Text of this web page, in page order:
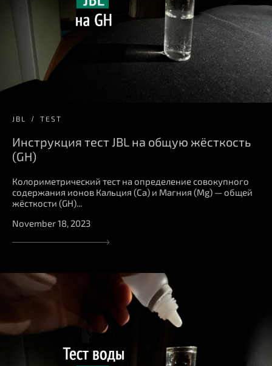
JBL TEST
Инструкция тест JBL на общую жёсткость
(GH)
Колориметрический тест на определение совокупного
содержания ионов Кальция (Ca) и Магния (Mg) — общей
жёсткости (GH)...
November 18, 2023